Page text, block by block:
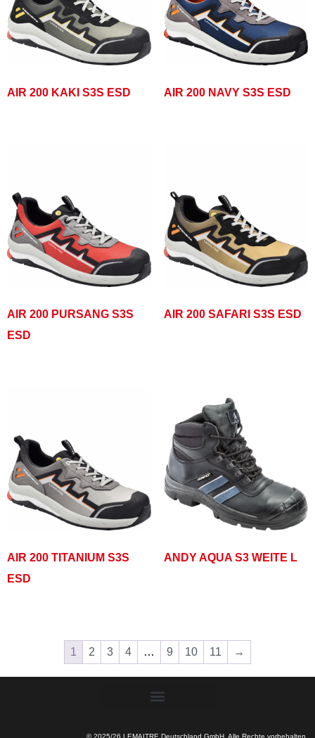
AIR 200 KAKI S3S ESD AIR 200 NAVY S3S ESD
AIR 200 PURSANG S3S
ESD
AIR 200 SAFARI S3S ESD
AIR 200 TITANIUM S3S
ESD
ANDY AQUA S3 WEITE L
1 2 3 4 … 9 10 11 →